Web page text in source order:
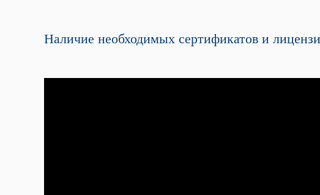
Наличие необходимых сертификатов и